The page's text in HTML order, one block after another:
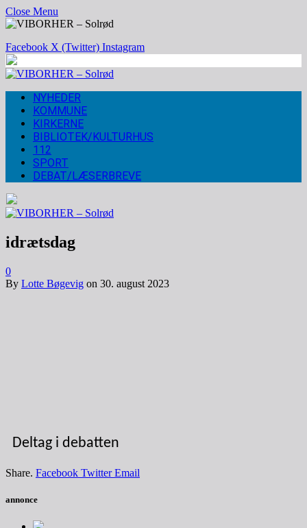
Close Menu
Facebook X (Twitter) Instagram
NYHEDER
KOMMUNE
KIRKERNE
BIBLIOTEK/KULTURHUS
112
SPORT
DEBAT/LÆSERBREVE
idrætsdag
0
By Lotte Bøgevig on 30. august 2023
Deltag i debatten
Share. Facebook Twitter Email
annonce